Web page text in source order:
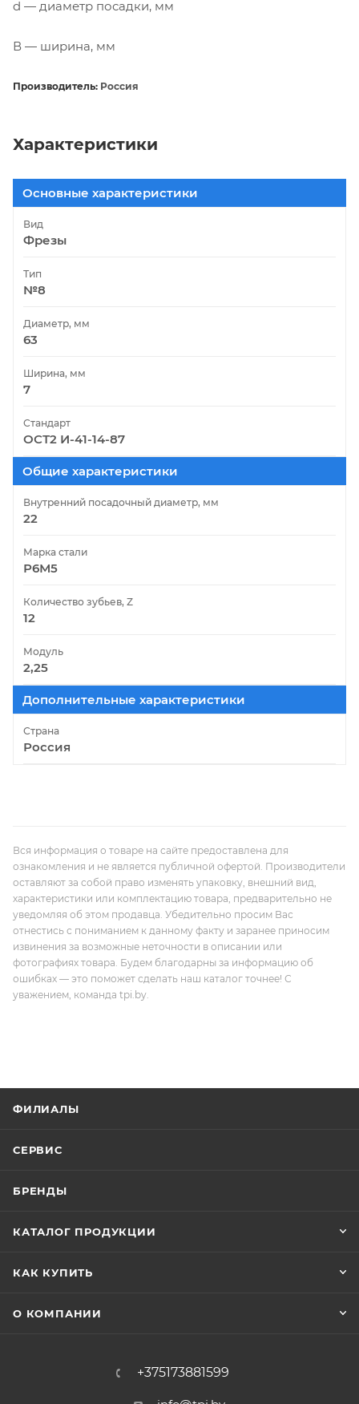
d — диаметр посадки, мм
В — ширина, мм
Производитель: Россия
Характеристики
Основные характеристики
Вид
Фрезы
Тип
№8
Диаметр, мм
63
Ширина, мм
7
Стандарт
ОСТ2 И-41-14-87
Общие характеристики
Внутренний посадочный диаметр, мм
22
Марка стали
Р6М5
Количество зубьев, Z
12
Модуль
2,25
Дополнительные характеристики
Страна
Россия
Вся информация о товаре на сайте предоставлена для
ознакомления и не является публичной офертой. Производители
оставляют за собой право изменять упаковку, внешний вид,
характеристики или комплектацию товара, предварительно не
уведомляя об этом продавца. Убедительно просим Вас
отнестись с пониманием к данному факту и заранее приносим
извинения за возможные неточности в описании или
фотографиях товара. Будем благодарны за информацию об
ошибках — это поможет сделать наш каталог точнее! С
уважением, команда tpi.by.
ФИЛИАЛЫ
СЕРВИС
БРЕНДЫ
КАТАЛОГ ПРОДУКЦИИ
КАК КУПИТЬ
О КОМПАНИИ
+375173881599